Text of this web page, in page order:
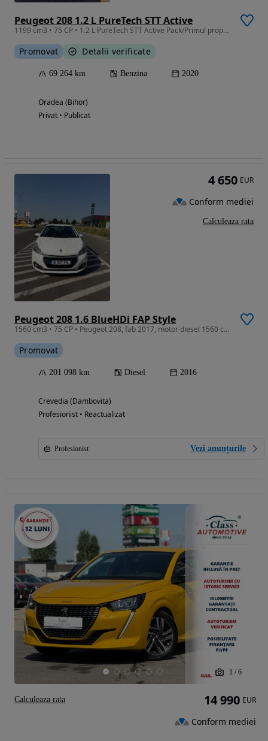
Peugeot 208 1.2 L PureTech STT Active
1199 cm3 • 75 CP • 1.2 L PureTech STT Active Pack/Primul proprietar
Promovat Detalii verificate
69 264 km Benzina 2020
Oradea (Bihor)
Privat • Publicat
Peugeot 208 1.6 BlueHDi FAP Style
1560 cm3 • 75 CP • Peugeot 208, fab 2017, motor diesel 1560 cmc, 75 CP
Promovat
201 098 km Diesel 2016
Crevedia (Dambovita)
Profesionist • Reactualizat
Profesionist Vezi anunțurile
4 650 EUR
Conform mediei
Calculeaza rata
1 / 6
14 990 EUR
Conform mediei
Calculeaza rata